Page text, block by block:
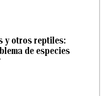
y otros reptiles:
de especies